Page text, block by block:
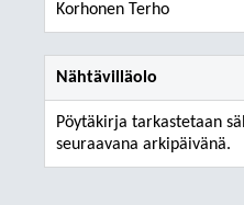
Korhonen Terho
Nähtävilläolo
Pöytäkirja tarkastetaan
seuraavana arkipäivänä.